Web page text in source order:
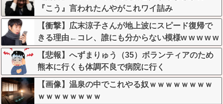
『こう』言われたんやがこれワイ詰み
か？？？？？？？
【衝撃】広末涼子さんが地上波にスピード復帰で
きる理由←コレ、誰にも分からない模様w w w w w
w w w
【悲報】へずまりゅう（35）ボランティアのため
熊本に行くも体調不良で病院に行く
【画像】温泉の中でこれやる奴ｗｗｗｗｗｗｗｗ
ｗｗｗｗｗｗｗｗ